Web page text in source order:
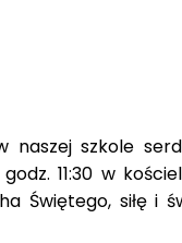
szkole
11:30 w
siłę i